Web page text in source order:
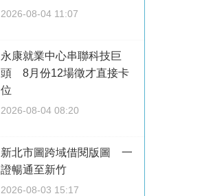
2026-08-04 11:07
永康就業中心串聯科技巨
頭 8月份12場徵才直接卡
位
2026-08-04 08:20
新北市圖跨域借閱版圖 一
證暢通至新竹
2026-08-03 15:17